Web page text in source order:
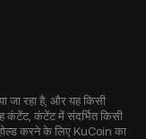
जा रहा है, और यह किसी
कंटेंट, कंटेंट में संदर्भित किसी
होल्ड करने के लिए KuCoin का